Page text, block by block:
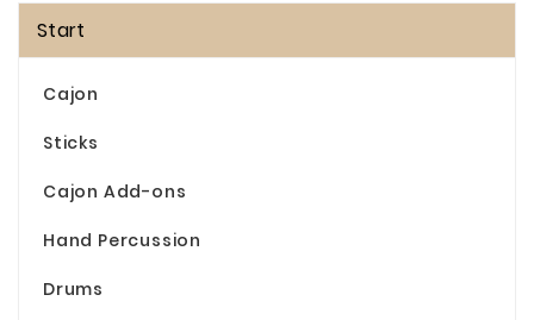
Start
Cajon
Sticks
Cajon Add-ons
Hand Percussion
Drums